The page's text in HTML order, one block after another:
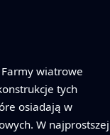
wiatrowe
tych
osiadają w
W najprostszej